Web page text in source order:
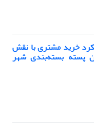
خرید مشتری با نقش
پسته بسته‌بندی شهر